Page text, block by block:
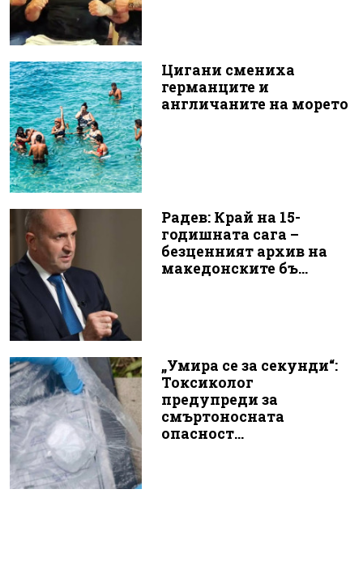
Цигани смениха
германците и
англичаните на морето
Радев: Край на 15-
годишната сага –
безценният архив на
македонските бъ...
„Умира се за секунди“:
Токсиколог
предупреди за
смъртоносната
опасност...